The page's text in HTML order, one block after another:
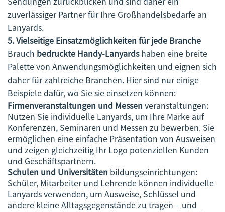
zuverlässiger Partner für Ihre Großhandelsbedarfe an
Lanyards.
5. Vielseitige Einsatzmöglichkeiten für jede Branche
Brauch bedruckte Handy-Lanyardshaben eine breite
Palette von Anwendungsmöglichkeiten und eignen sich
daher für zahlreiche Branchen. Hier sind nur einige
Beispiele dafür, wo Sie sie einsetzen können:
Firmenveranstaltungen und Messen veranstaltungen:
Nutzen Sie individuelle Lanyards, um Ihre Marke auf
Konferenzen, Seminaren und Messen zu bewerben. Sie
ermöglichen eine einfache Präsentation von Ausweisen
und zeigen gleichzeitig Ihr Logo potenziellen Kunden
und Geschäftspartnern.
Schulen und Universitäten bildungseinrichtungen:
Schüler, Mitarbeiter und Lehrende können individuelle
Lanyards verwenden, um Ausweise, Schlüssel und
andere kleine Alltagsgegenstände zu tragen – und